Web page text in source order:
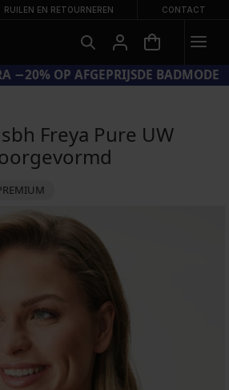
RUILEN EN RETOURNEREN CONTACT
−20% OP AFGEPRIJSDE BADMODE
Freya Pure UW